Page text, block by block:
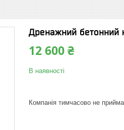
Дренажний бетонний
12 600 ₴
В наявності
Компанія тимчасово не